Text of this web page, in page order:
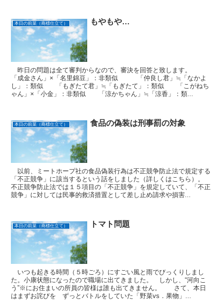
本日の前菜（商標仕立て） もやもや…
昨日の問題は全て審判からなので、審決を回答と致します。
「成金さん」×「名里錦豆」：非類似 「仲良し君」≒「なかよ
し」：類似 「もぎたて君」≒「もぎたて」：類似 「こがねち
ゃん」×「小金」：非類似 「涼かちゃん」≒「涼香」：類...
本日の前菜（商標仕立て） 食品の偽装は刑事罰の対象
以前、ミートホープ社の食品偽装行為は不正競争防止法で規定する
「不正競争」に該当するという話をしました（詳しくはこちら）。
不正競争防止法では１５項目の「不正競争」を規定していて、「不正
競争」に対しては民事的救済措置として差し止め請求や損害...
本日の前菜（商標仕立て） トマト問題
いつも起きる時間（５時ごろ）にすごい風と雨でびっくりしまし
た。小康状態になったので職場に出てきました。 しかし、“河向こ
う”※にお住まいの所員の皆様は誰も出てきません。 さて、本日
はまずお詫びを ずっとバトルをしていた「野菜vs．果物」...